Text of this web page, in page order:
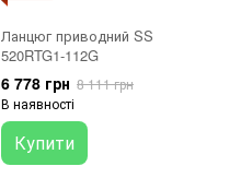
Ланцюг приводний SS
520RTG1-112G
6 778 грн 8 111 грн
В наявності
Купити